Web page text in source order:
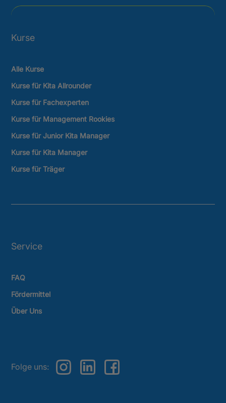
Kurse
Alle Kurse
Kurse für Kita Allrounder
Kurse für Fachexperten
Kurse für Management Rookies
Kurse für Junior Kita Manager
Kurse für Kita Manager
Kurse für Träger
Service
FAQ
Fördermittel
Über Uns
Folge uns: